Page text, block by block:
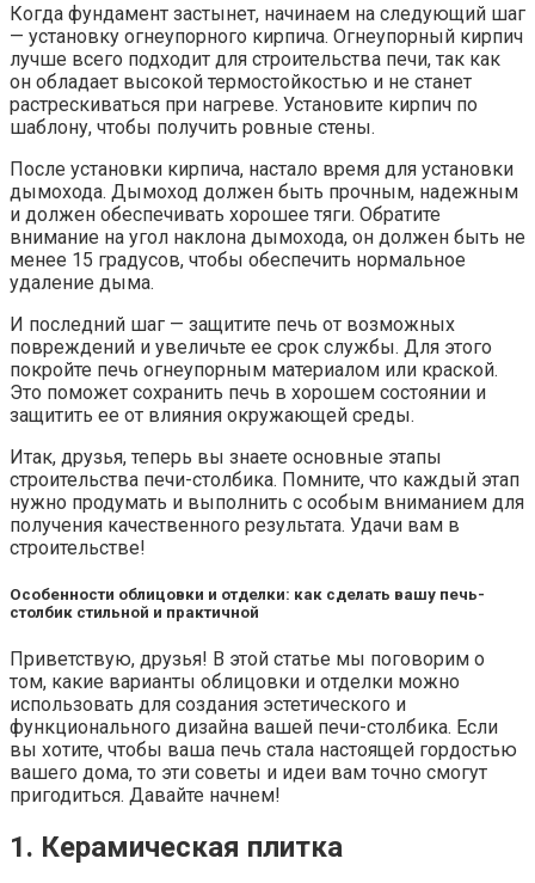
Когда фундамент застынет, начинаем на следующий шаг
— установку огнеупорного кирпича. Огнеупорный кирпич
лучше всего подходит для строительства печи, так как
он обладает высокой термостойкостью и не станет
растрескиваться при нагреве. Установите кирпич по
шаблону, чтобы получить ровные стены.
После установки кирпича, настало время для установки
дымохода. Дымоход должен быть прочным, надежным
и должен обеспечивать хорошее тяги. Обратите
внимание на угол наклона дымохода, он должен быть не
менее 15 градусов, чтобы обеспечить нормальное
удаление дыма.
И последний шаг — защитите печь от возможных
повреждений и увеличьте ее срок службы. Для этого
покройте печь огнеупорным материалом или краской.
Это поможет сохранить печь в хорошем состоянии и
защитить ее от влияния окружающей среды.
Итак, друзья, теперь вы знаете основные этапы
строительства печи-столбика. Помните, что каждый этап
нужно продумать и выполнить с особым вниманием для
получения качественного результата. Удачи вам в
строительстве!
Особенности облицовки и отделки: как сделать вашу печь-
столбик стильной и практичной
Приветствую, друзья! В этой статье мы поговорим о
том, какие варианты облицовки и отделки можно
использовать для создания эстетического и
функционального дизайна вашей печи-столбика. Если
вы хотите, чтобы ваша печь стала настоящей гордостью
вашего дома, то эти советы и идеи вам точно смогут
пригодиться. Давайте начнем!
1. Керамическая плитка